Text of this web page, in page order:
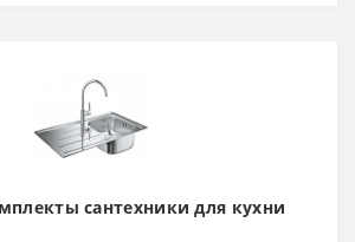
сантехники для кухни